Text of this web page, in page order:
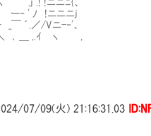
.! !ニニﾆ{、
' ﾉ !ニニニj
/Vニ-‐'、
,.ｲ ヽ ,
07/09(火) 21:16:31.03